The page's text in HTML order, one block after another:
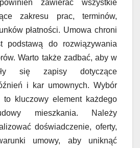
zawierać wszystkie
zakresu prac, terminów,
płatności. Umowa chroni
do rozwiązywania
Warto także zadbać, aby w
się zapisy dotyczące
i kar umownych. Wybór
to kluczowy element każdego
mieszkania. Należy
doświadczenie, oferty,
umowy, aby uniknąć